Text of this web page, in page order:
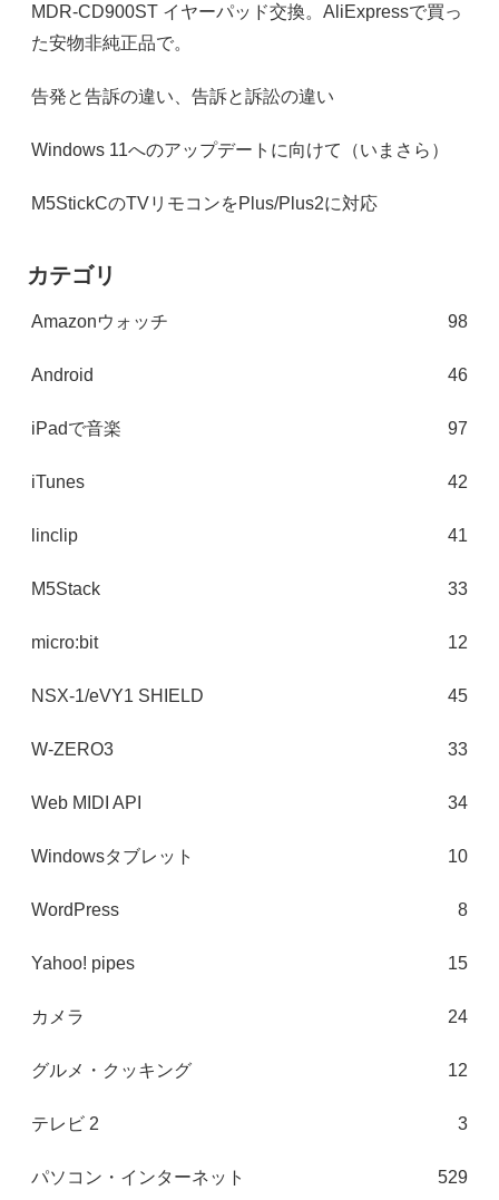
MDR-CD900ST イヤーパッド交換。AliExpressで買っ
た安物非純正品で。
告発と告訴の違い、告訴と訴訟の違い
Windows 11へのアップデートに向けて（いまさら）
M5StickCのTVリモコンをPlus/Plus2に対応
カテゴリ
Amazonウォッチ 98
Android 46
iPadで音楽 97
iTunes 42
linclip 41
M5Stack 33
micro:bit 12
NSX-1/eVY1 SHIELD 45
W-ZERO3 33
Web MIDI API 34
Windowsタブレット 10
WordPress 8
Yahoo! pipes 15
カメラ 24
グルメ・クッキング 12
テレビ 2 3
パソコン・インターネット 529